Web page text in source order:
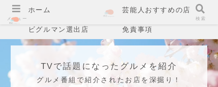
ホーム 芸能人おすすめの店
ビグルマン選出店 免責事項
TVで話題になったグルメを紹介
グルメ番組で紹介されたお店を深掘り！
メニュー 検索